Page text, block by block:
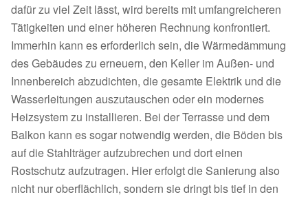
dafür zu viel Zeit lässt, wird bereits mit umfangreicheren
Tätigkeiten und einer höheren Rechnung konfrontiert.
Immerhin kann es erforderlich sein, die Wärmedämmung
des Gebäudes zu erneuern, den Keller im Außen- und
Innenbereich abzudichten, die gesamte Elektrik und die
Wasserleitungen auszutauschen oder ein modernes
Heizsystem zu installieren. Bei der Terrasse und dem
Balkon kann es sogar notwendig werden, die Böden bis
auf die Stahlträger aufzubrechen und dort einen
Rostschutz aufzutragen. Hier erfolgt die Sanierung also
nicht nur oberflächlich, sondern sie dringt bis tief in den